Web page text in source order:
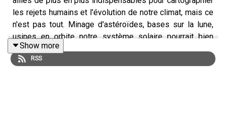
les rejets humains et l'évolution de notre climat, mais ce
n'est pas tout. Minage d'astéroïdes, bases sur la lune,
usines en orbite...notre système solaire pourrait bien
nous servir à trouver et exploiter ailleurs les ressources
dont nous manquons. Science-fiction? Pas si sûr, si l'on
Show more
RSS